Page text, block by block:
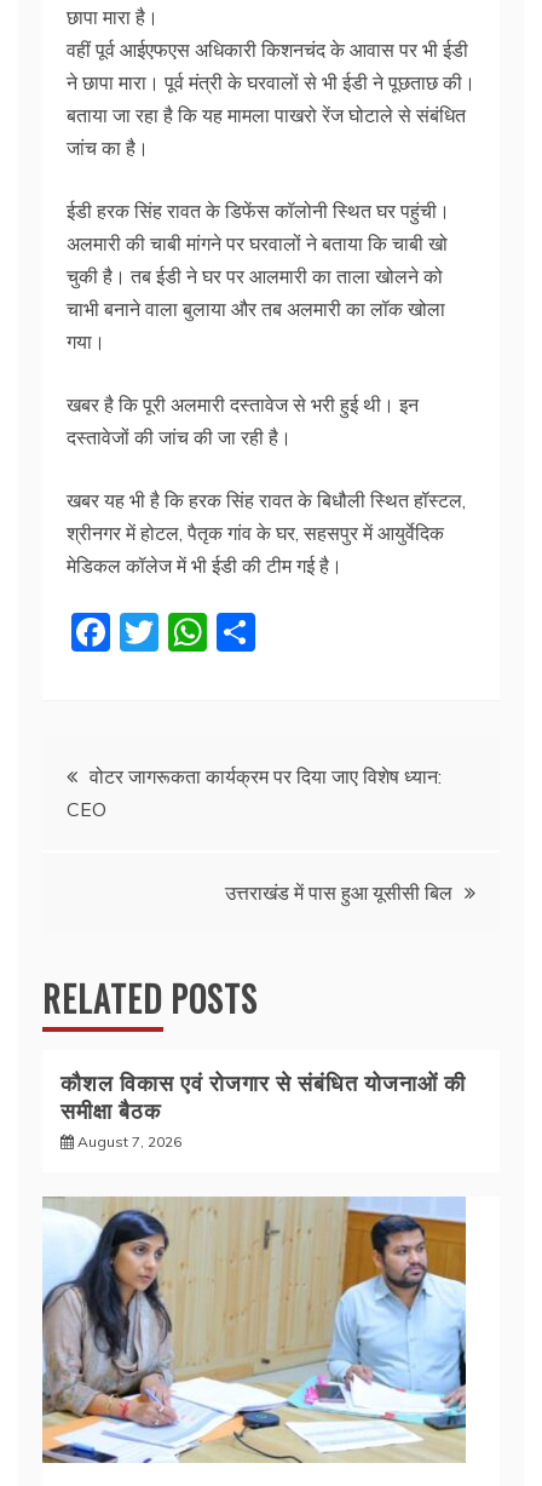
छापा मारा है।
वहीं पूर्व आईएफएस अधिकारी किशनचंद के आवास पर भी ईडी
ने छापा मारा। पूर्व मंत्री के घरवालों से भी ईडी ने पूछताछ की।
बताया जा रहा है कि यह मामला पाखरो रेंज घोटाले से संबंधित
जांच का है।
ईडी हरक सिंह रावत के डिफेंस कॉलोनी स्थित घर पहुंची।
अलमारी की चाबी मांगने पर घरवालों ने बताया कि चाबी खो
चुकी है। तब ईडी ने घर पर आलमारी का ताला खोलने को
चाभी बनाने वाला बुलाया और तब अलमारी का लॉक खोला
गया।
खबर है कि पूरी अलमारी दस्तावेज से भरी हुई थी। इन
दस्तावेजों की जांच की जा रही है।
खबर यह भी है कि हरक सिंह रावत के बिधौली स्थित हॉस्टल,
श्रीनगर में होटल, पैतृक गांव के घर, सहसपुर में आयुर्वेदिक
मेडिकल कॉलेज में भी ईडी की टीम गई है।
F
b
T
W
A
Post
navigation
वोटर जागरूकता कार्यक्रम पर दिया जाए विशेष ध्यान:
CEO
उत्तराखंड में पास हुआ यूसीसी बिल
RELATED POSTS
कौशल विकास एवं रोजगार से संबंधित योजनाओं की
समीक्षा बैठक
August 7, 2026